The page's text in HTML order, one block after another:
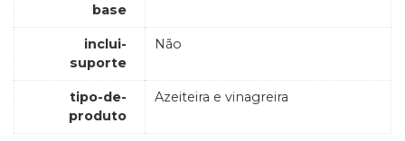
base
inclui-
suporte
Não
tipo-de-
produto
Azeiteira e vinagreira